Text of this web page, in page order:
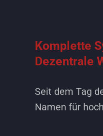
Komplette
Dezentrale
Seit dem Tag
Namen für